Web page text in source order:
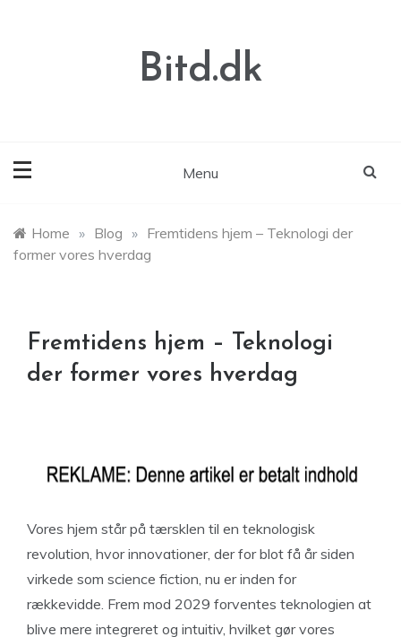
Bitd.dk
Menu
Home » Blog » Fremtidens hjem – Teknologi der
former vores hverdag
Fremtidens hjem – Teknologi
der former vores hverdag
Vores hjem står på tærsklen til en teknologisk
revolution, hvor innovationer, der for blot få år siden
virkede som science fiction, nu er inden for
rækkevidde. Frem mod 2029 forventes teknologien at
blive mere integreret og intuitiv, hvilket gør vores